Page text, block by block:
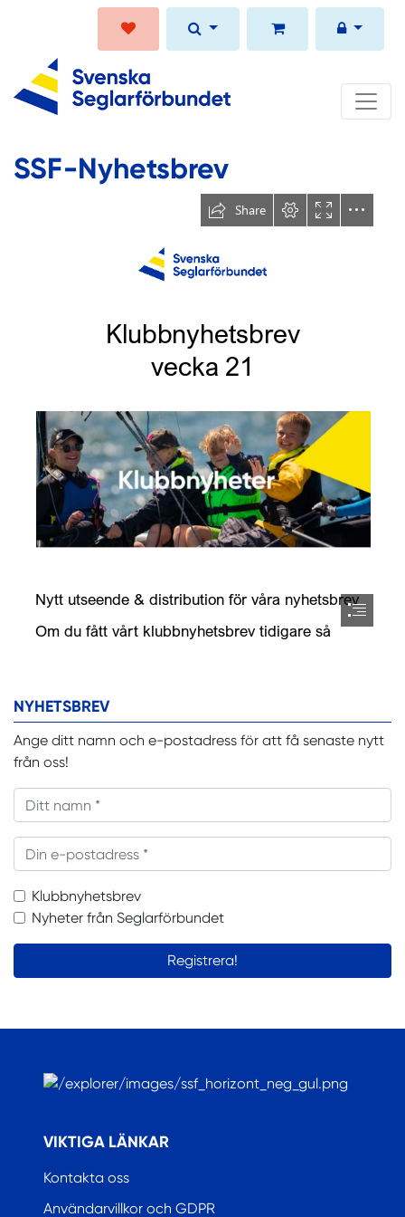
NYHETSBREV
Ange ditt namn och e-postadress för att få senaste nytt
från oss!
Ditt namn
Din e-postadress
Klubbnyhetsbrev
Nyheter från Seglarförbundet
Registrera!
SSF-Nyhetsbrev
VIKTIGA LÄNKAR
Kontakta oss
Användarvillkor och GDPR